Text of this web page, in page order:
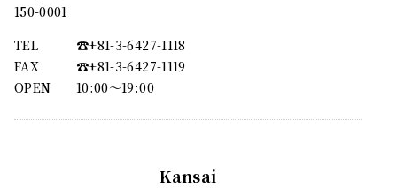
150-0001
TEL
☎︎+81-3-6427-1118
FAX
☎︎+81-3-6427-1119
OPEN
10:00〜19:00
Kansai